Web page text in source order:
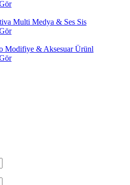
Multi Medya & Ses Sis
Modifiye & Aksesuar Ürünl